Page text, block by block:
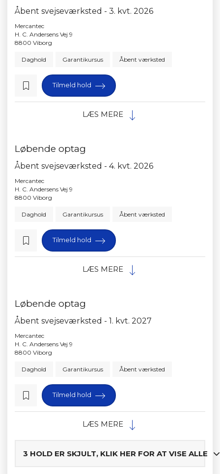
Åbent svejseværksted - 3. kvt. 2026
Mercantec
H. C. Andersens Vej 9
8800 Viborg
Daghold Garantikursus Åbent værksted
Tilmeld hold
LÆS MERE
Løbende optag
Åbent svejseværksted - 4. kvt. 2026
Mercantec
H. C. Andersens Vej 9
8800 Viborg
Daghold Garantikursus Åbent værksted
Tilmeld hold
LÆS MERE
Løbende optag
Åbent svejseværksted - 1. kvt. 2027
Mercantec
H. C. Andersens Vej 9
8800 Viborg
Daghold Garantikursus Åbent værksted
Tilmeld hold
LÆS MERE
3 HOLD ER SKJULT, KLIK HER FOR AT VISE ALLE